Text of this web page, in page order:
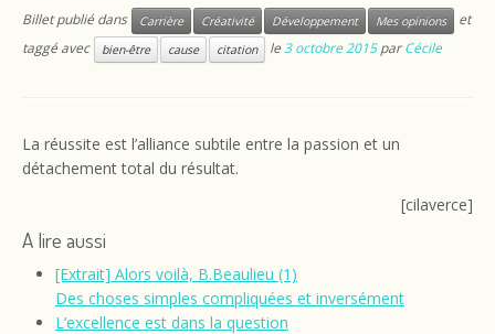
Billet publié dans Carrière Créativité Développement Mes opinions
et
taggé avec
bien-être cause citation le3 octobre 2015 parCécile
La réussite est l’alliance subtile entre la passion et un
détachement total du résultat.
[cilaverce]
A lire aussi
[Extrait] Alors voilà, B.Beaulieu (1)
Des choses simples compliquées et inversément
L’excellence est dans la question